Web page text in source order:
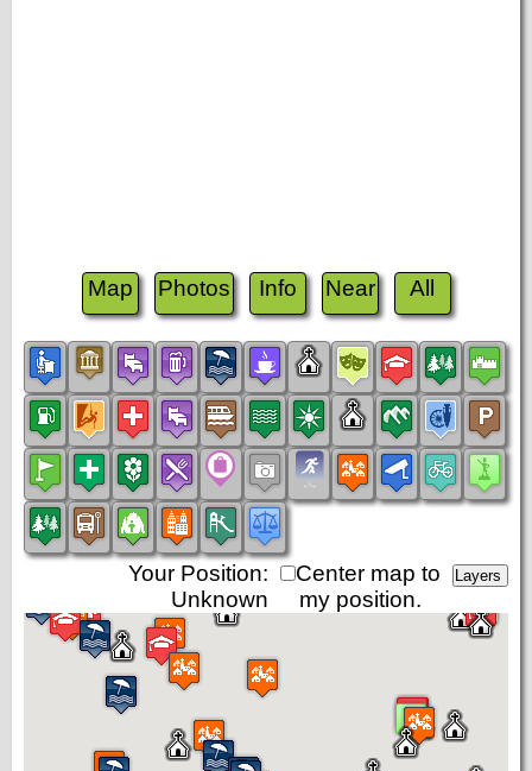
Map Photos Info Near All
Center map to
my position.
Your Position:
Unknown